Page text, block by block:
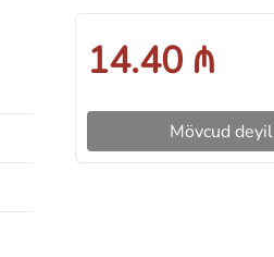
14.40 ₼
Mövcud deyil